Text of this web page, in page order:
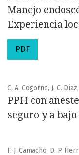
Manejo
Experiencia
PDF
C. A. Cogorno, J. C.
PPH con
seguro y a bajo
F. J. Camacho, D. P.